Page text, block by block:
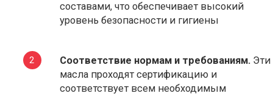
составами, что обеспечивает высокий
уровень безопасности и гигиены
Соответствие нормам и требованиям. Эти
масла проходят сертификацию и
соответствует всем необходимым